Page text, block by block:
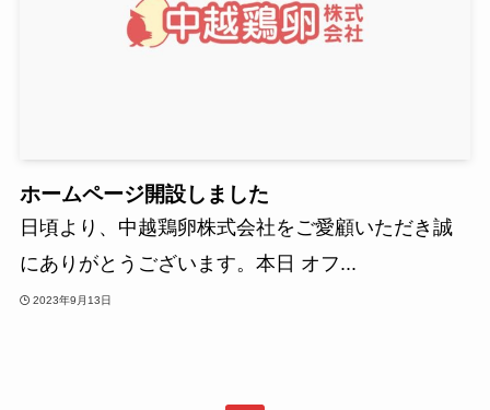
ホームページ開設しました
日頃より、中越鶏卵株式会社をご愛顧いただき誠
にありがとうございます。本日 オフ...
2023年9月13日